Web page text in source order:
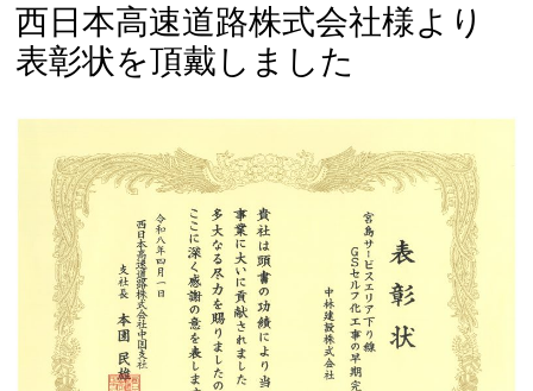
西日本高速道路株式会社様より
表彰状を頂戴しました